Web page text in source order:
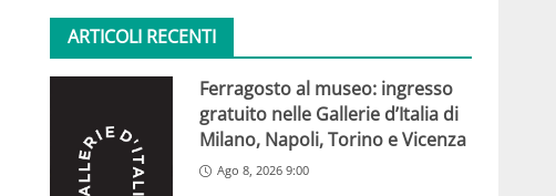
ARTICOLI RECENTI
Ferragosto al museo: ingresso
gratuito nelle Gallerie d’Italia di
Milano, Napoli, Torino e Vicenza
Ago 8, 2026 9:00